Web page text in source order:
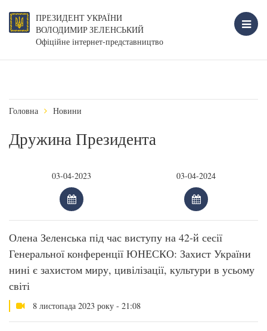
ПРЕЗИДЕНТ УКРАЇНИ
ВОЛОДИМИР ЗЕЛЕНСЬКИЙ
Офіційне інтернет-представництво
Головна Новини
Дружина Президента
Олена Зеленська під час виступу на 42-й сесії
Генеральної конференції ЮНЕСКО: Захист України
нині є захистом миру, цивілізації, культури в усьому
світі
8 листопада 2023 року - 21:08